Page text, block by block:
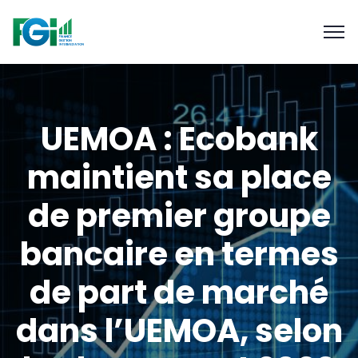
UEMOA : Ecobank
maintient sa place
de premier groupe
bancaire en termes
de part de marché
dans l’UEMOA, selon